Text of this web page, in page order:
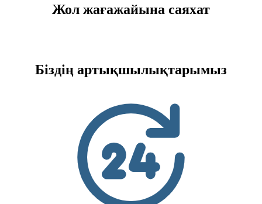
Жол жағажайына саяхат
Біздің артықшылықтарымыз